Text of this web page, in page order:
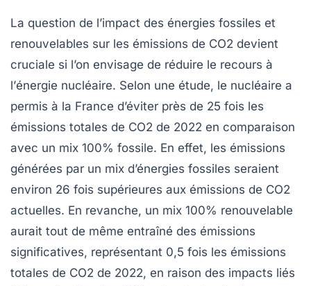
La question de l’impact des énergies fossiles et
renouvelables sur les émissions de CO2 devient
cruciale si l’on envisage de réduire le recours à
l’énergie nucléaire. Selon une étude, le nucléaire a
permis à la France d’éviter près de 25 fois les
émissions totales de CO2 de 2022 en comparaison
avec un mix 100% fossile. En effet, les émissions
générées par un mix d’énergies fossiles seraient
environ 26 fois supérieures aux émissions de CO2
actuelles. En revanche, un mix 100% renouvelable
aurait tout de même entraîné des émissions
significatives, représentant 0,5 fois les émissions
totales de CO2 de 2022, en raison des impacts liés